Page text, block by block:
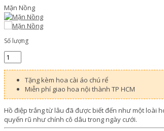
Mặn Nồng
Số lượng
Tặng kèm hoa cài áo chú rể
Miễn phí giao hoa nội thành TP HCM
Hồ điệp trắng từ lâu đã được biết đến như một loài
quyến rũ như chính cô dâu trong ngày cưới.